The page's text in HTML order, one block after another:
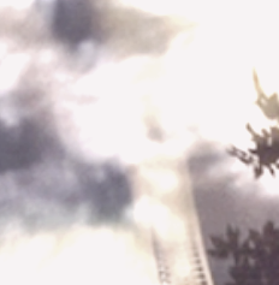
イン